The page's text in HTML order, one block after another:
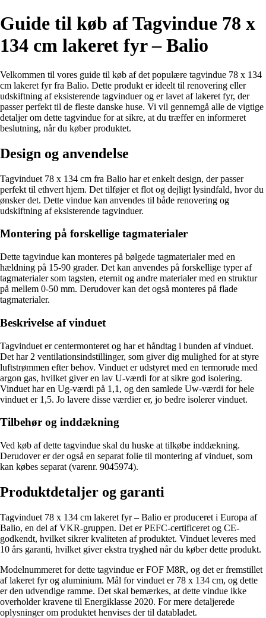
Guide til køb af Tagvindue 78 x
134 cm lakeret fyr – Balio
Velkommen til vores guide til køb af det populære tagvindue 78 x 134
cm lakeret fyr fra Balio. Dette produkt er ideelt til renovering eller
udskiftning af eksisterende tagvinduer og er lavet af lakeret fyr, der
passer perfekt til de fleste danske huse. Vi vil gennemgå alle de vigtige
detaljer om dette tagvindue for at sikre, at du træffer en informeret
beslutning, når du køber produktet.
Design og anvendelse
Tagvinduet 78 x 134 cm fra Balio har et enkelt design, der passer
perfekt til ethvert hjem. Det tilføjer et flot og dejligt lysindfald, hvor du
ønsker det. Dette vindue kan anvendes til både renovering og
udskiftning af eksisterende tagvinduer.
Montering på forskellige tagmaterialer
Dette tagvindue kan monteres på bølgede tagmaterialer med en
hældning på 15-90 grader. Det kan anvendes på forskellige typer af
tagmaterialer som tagsten, eternit og andre materialer med en struktur
på mellem 0-50 mm. Derudover kan det også monteres på flade
tagmaterialer.
Beskrivelse af vinduet
Tagvinduet er centermonteret og har et håndtag i bunden af vinduet.
Det har 2 ventilationsindstillinger, som giver dig mulighed for at styre
luftstrømmen efter behov. Vinduet er udstyret med en termorude med
argon gas, hvilket giver en lav U-værdi for at sikre god isolering.
Vinduet har en Ug-værdi på 1,1, og den samlede Uw-værdi for hele
vinduet er 1,5. Jo lavere disse værdier er, jo bedre isolerer vinduet.
Tilbehør og inddækning
Ved køb af dette tagvindue skal du huske at tilkøbe inddækning.
Derudover er der også en separat folie til montering af vinduet, som
kan købes separat (varenr. 9045974).
Produktdetaljer og garanti
Tagvinduet 78 x 134 cm lakeret fyr – Balio er produceret i Europa af
Balio, en del af VKR-gruppen. Det er PEFC-certificeret og CE-
godkendt, hvilket sikrer kvaliteten af produktet. Vinduet leveres med
10 års garanti, hvilket giver ekstra tryghed når du køber dette produkt.
Modelnummeret for dette tagvindue er FOF M8R, og det er fremstillet
af lakeret fyr og aluminium. Mål for vinduet er 78 x 134 cm, og dette
er den udvendige ramme. Det skal bemærkes, at dette vindue ikke
overholder kravene til Energiklasse 2020. For mere detaljerede
oplysninger om produktet henvises der til databladet.